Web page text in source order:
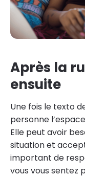
Après la
ensuite
Une fois le texto
personne
Elle peut avoir
situation et
important de
vous vous sentez